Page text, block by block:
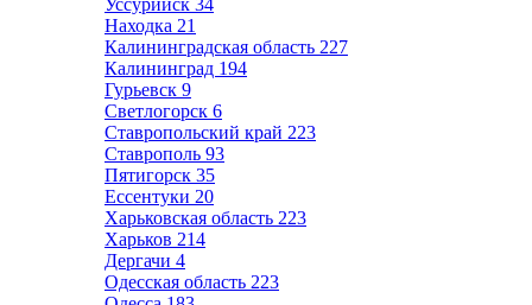
Уссурийск 34
Находка 21
Калининградская область 227
Калининград 194
Гурьевск 9
Светлогорск 6
Ставропольский край 223
Ставрополь 93
Пятигорск 35
Ессентуки 20
Харьковская область 223
Харьков 214
Дергачи 4
Одесская область 223